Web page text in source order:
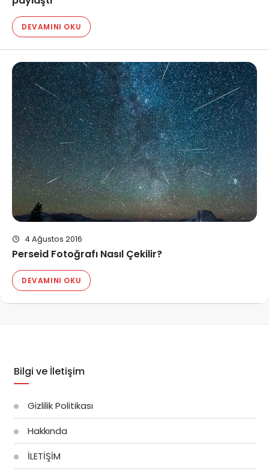
DEVAMINI OKU
4 Ağustos 2016
Perseid Fotoğrafı Nasıl Çekilir?
DEVAMINI OKU
Bilgi ve İletişim
Gizlilik Politikası
Hakkında
İLETİŞİM